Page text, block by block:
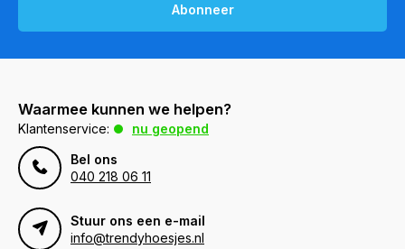
Abonneer
Waarmee kunnen we helpen?
Klantenservice:
nu geopend
Bel ons
040 218 06 11
Stuur ons een e-mail
info@trendyhoesjes.nl